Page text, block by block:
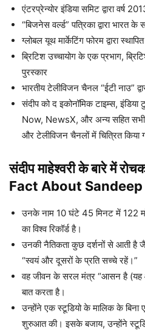
एंटरप्रेन्योर इंडिया समिट द्वारा वर्ष
“बिजनेस वर्ल्ड” पत्रिका द्वारा भारत
ग्लोबल यूथ मार्केटिंग फोरम द्वारा
ब्रिटिश उच्चायोग के एक प्रभाग,
पुरस्कार
भारतीय टेलीविजन चैनल “ईटी नाउ”
संदीप को द इकोनॉमिक टाइम्स,
Now, NewsX, और अन्य सहित सभी
और टेलीविजन चैनलों में चित्रित किया
संदीप माहेश्वरी के बारे में
Fact About
उनके नाम 10 घंटे 45 मिनट में 122
का विश्व रिकॉर्ड है।
उनकी नैतिकता कुछ दर्शनों से आती
“स्वयं और दूसरों के प्रति सच्चे रहें।”
वह जीवन के सरल मंत्र “आसन है
बात करता है।
उन्होंने एक स्टूडियो के मालिक के
शुरुआत की। इसके बजाय, उन्होंने